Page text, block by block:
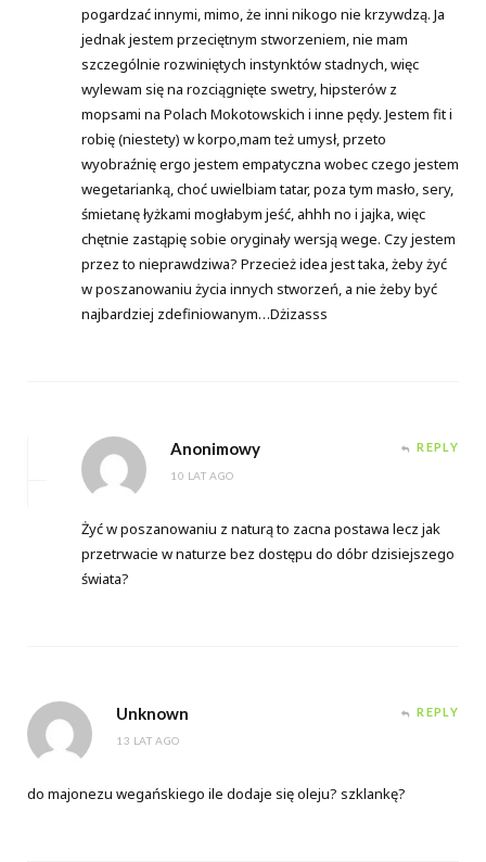
pogardzać innymi, mimo, że inni nikogo nie krzywdzą. Ja
jednak jestem przeciętnym stworzeniem, nie mam
szczególnie rozwiniętych instynktów stadnych, więc
wylewam się na rozciągnięte swetry, hipsterów z
mopsami na Polach Mokotowskich i inne pędy. Jestem fit i
robię (niestety) w korpo,mam też umysł, przeto
wyobraźnię ergo jestem empatyczna wobec czego jestem
wegetarianką, choć uwielbiam tatar, poza tym masło, sery,
śmietanę łyżkami mogłabym jeść, ahhh no i jajka, więc
chętnie zastąpię sobie oryginały wersją wege. Czy jestem
przez to nieprawdziwa? Przecież idea jest taka, żeby żyć
w poszanowaniu życia innych stworzeń, a nie żeby być
najbardziej zdefiniowanym…Dżizasss
Anonimowy
10 LAT AGO
REPLY
Żyć w poszanowaniu z naturą to zacna postawa lecz jak
przetrwacie w naturze bez dostępu do dóbr dzisiejszego
świata?
Unknown
13 LAT AGO
REPLY
do majonezu wegańskiego ile dodaje się oleju? szklankę?